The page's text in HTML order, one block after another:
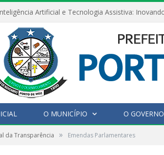
O MUNICÍPIO O GOVERNO
da Transparência » Emendas Parlamentares